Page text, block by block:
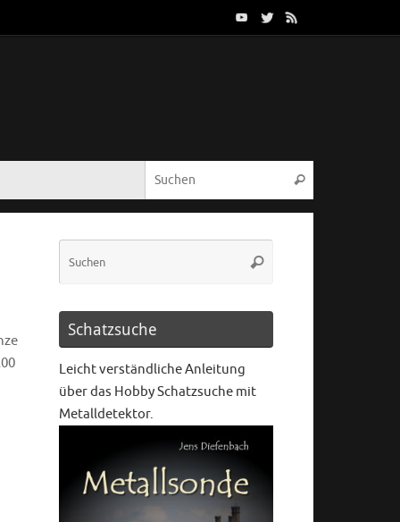
Schatzsuche
Leicht verständliche Anleitung
über das Hobby Schatzsuche mit
Metalldetektor.